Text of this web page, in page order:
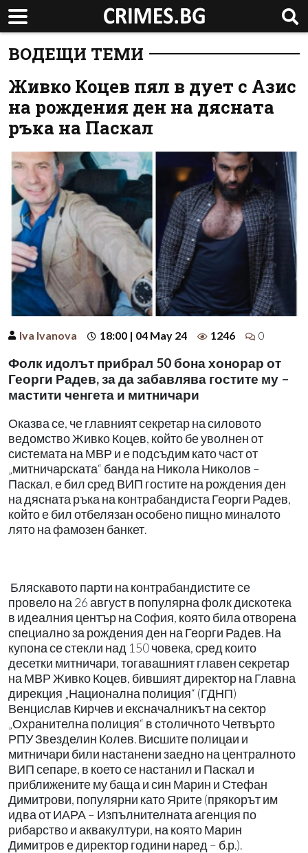
ВОДЕЩИ ТЕМИ
Живко Коцев пял в дует с Азис
на рождения ден на дясната
ръка на Паскал
Iva Ivanova 18:00 | 04 May 24 1246 0
Фолк идолът прибрал 50 бона хонорар от
Георги Радев, за да забавлява гостите му –
мастити ченгета и митничари
Оказва се, че главният секретар на силовото
ведомство Живко Коцев, който бе уволнен от
системата на МВР и е подсъдим като част от
„митничарската“ банда на Никола Николов –
Паскал, е бил сред ВИП гостите на рождения ден
на дясната ръка на контрабандиста Георги Радев,
който е бил отбелязан особено пищно миналото
лято на фамозен банкет.
Бляскавото парти на контрабандистите се
провело на 26 август в популярна фолк дискотека
в идеалния център на София, която била отворена
специално за рождения ден на Георги Радев. На
купона се стекли над 150 човека, сред които
десетки митничари, тогавашният главен секретар
на МВР Живко Коцев, бившият директор на Главна
дирекция „Национална полиция“ (ГДНП)
Венцислав Кирчев и ексначалникът на сектор
„Охранителна полиция“ в столичното Четвърто
РПУ Звезделин Колев. Висшите полицаи и
митничари били настанени заедно на централното
ВИП сепаре, в което се настанил и Паскал и
приближените му баща и син Марин и Стефан
Димитрови, популярни като Ярите (прякорът им
идва от ИАРА – Изпълнителната агенция по
рибарство и аквакултури, на която Марин
Димитров е директор години наред – б.р.).